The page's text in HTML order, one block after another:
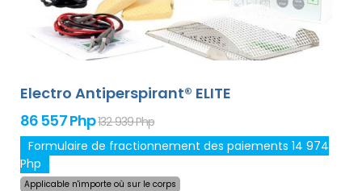
Electro Antiperspirant® ELITE
86 557 Php132 939 Php
Formulaire de fractionnement des paiements 14 974
Php
Applicable n'importe où sur le corps